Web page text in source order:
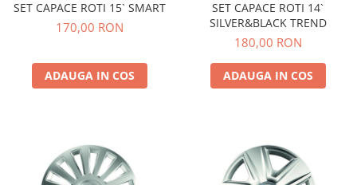
Accesorii Electronice Auto
Accesorii pentru Roti si Anvelope
Organizatoare Auto
SET CAPACE ROTI 15` SMART
170,00 RON
ADAUGA IN COS
SET CAPACE ROTI 14`
SILVER&BLACK TREND
180,00 RON
ADAUGA IN COS